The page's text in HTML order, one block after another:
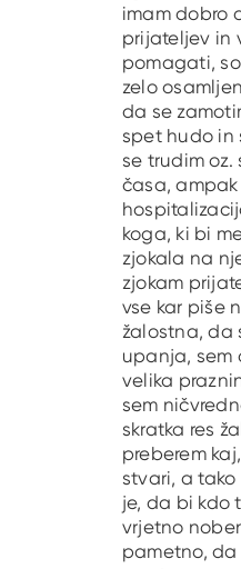
imam dobro
prijateljev in
pomagati,
zelo
da se
spet hudo in
se trudim oz.
časa,
koga, ki bi
zjokala na
zjokam
vse kar piše
žalostna, da
upanja, sem
velika
sem
skratka res
preberem
stvari, a tako
je, da bi kdo
vrjetno
pametno,